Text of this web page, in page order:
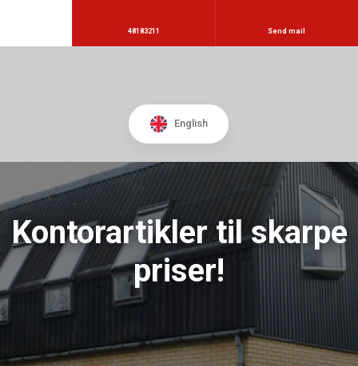
48183211 Send mail
English
Kontorartikler til skarpe
priser!​